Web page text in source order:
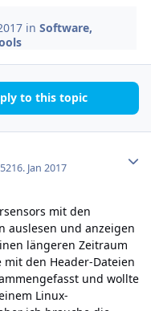
inSoftware,
to this topic
16. Jan 2017
mit den
auslesen und anzeigen
längeren Zeitraum
den Header-Dateien
und wollte
Linux-